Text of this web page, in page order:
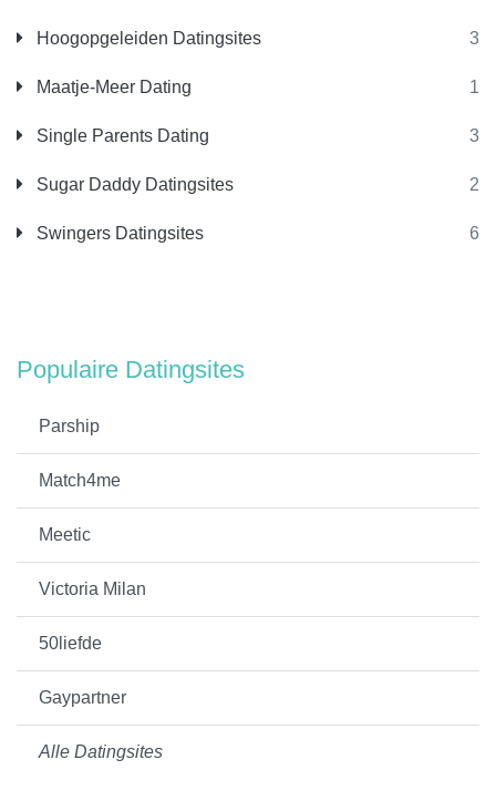
Hoogopgeleiden Datingsites 3
Maatje-Meer Dating 1
Single Parents Dating 3
Sugar Daddy Datingsites 2
Swingers Datingsites 6
Populaire Datingsites
Parship
Match4me
Meetic
Victoria Milan
50liefde
Gaypartner
Alle Datingsites